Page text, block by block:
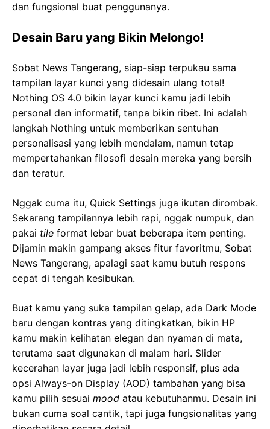
dan fungsional buat penggunanya.
Desain Baru yang Bikin Melongo!
Sobat News Tangerang, siap-siap terpukau sama
tampilan layar kunci yang didesain ulang total!
Nothing OS 4.0 bikin layar kunci kamu jadi lebih
personal dan informatif, tanpa bikin ribet. Ini adalah
langkah Nothing untuk memberikan sentuhan
personalisasi yang lebih mendalam, namun tetap
mempertahankan filosofi desain mereka yang bersih
dan teratur.
Nggak cuma itu, Quick Settings juga ikutan dirombak.
Sekarang tampilannya lebih rapi, nggak numpuk, dan
pakai tile format lebar buat beberapa item penting.
Dijamin makin gampang akses fitur favoritmu, Sobat
News Tangerang, apalagi saat kamu butuh respons
cepat di tengah kesibukan.
Buat kamu yang suka tampilan gelap, ada Dark Mode
baru dengan kontras yang ditingkatkan, bikin HP
kamu makin kelihatan elegan dan nyaman di mata,
terutama saat digunakan di malam hari. Slider
kecerahan layar juga jadi lebih responsif, plus ada
opsi Always-on Display (AOD) tambahan yang bisa
kamu pilih sesuai mood atau kebutuhanmu. Desain ini
bukan cuma soal cantik, tapi juga fungsionalitas yang